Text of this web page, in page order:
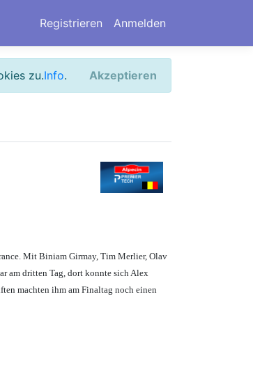
Registrieren Anmelden
zu.Info. Akzeptieren
Mit Biniam Girmay, Tim Merlier, Olav
am dritten Tag, dort konnte sich Alex
machten ihm am Finaltag noch einen